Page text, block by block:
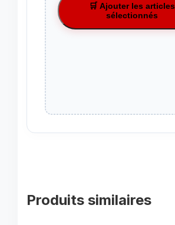
🛒 Ajouter les articles
sélectionnés
Produits similaires